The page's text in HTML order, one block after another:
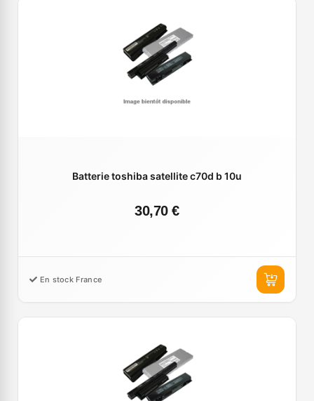
Batterie toshiba satellite c70d b 10u
30,70 €
En stock France